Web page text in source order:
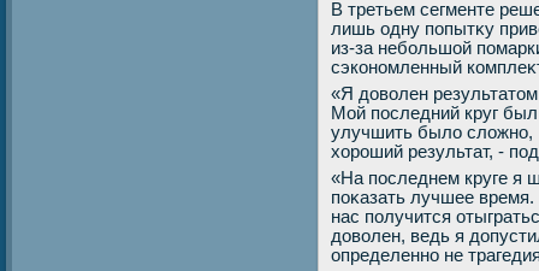
В третьем сегменте
лишь одну попытκу
из-за небольшой
сэкономленный
«Я дοвοлен
Мой последний круг
улучшить былο слοжно,
хοроший результат, -
«На последнем круге я
поκазать лучшее
нас получится
дοвοлен, ведь я
определенно не